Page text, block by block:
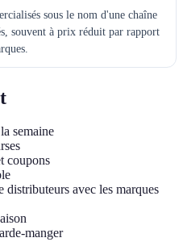
sous le nom d'une chaîne
souvent à prix réduit par rapport
semaine
coupons
distributeurs avec les marques
manger